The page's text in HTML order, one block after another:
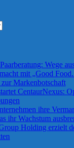
Wege
mit „Good
Markenbotschaft
CentaurNexus:
ihre
ihr Wachstum
Holding erzielt